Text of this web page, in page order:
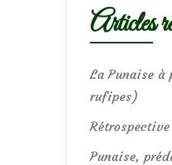
Articles
La Punaise à
rufipes)
Punaise,